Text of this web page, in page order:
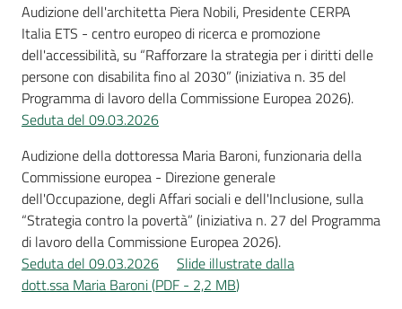
Audizione dell'architetta Piera Nobili, Presidente CERPA
Italia ETS - centro europeo di ricerca e promozione
dell'accessibilità, su “Rafforzare la strategia per i diritti delle
persone con disabilita fino al 2030” (iniziativa n. 35 del
Programma di lavoro della Commissione Europea 2026).
Seduta del 09.03.2026
Audizione della dottoressa Maria Baroni, funzionaria della
Commissione europea - Direzione generale
dell'Occupazione, degli Affari sociali e dell'Inclusione, sulla
“Strategia contro la povertà” (iniziativa n. 27 del Programma
di lavoro della Commissione Europea 2026).
Seduta del 09.03.2026
Slide illustrate dalla
dott.ssa Maria Baroni(PDF - 2,2 MB)